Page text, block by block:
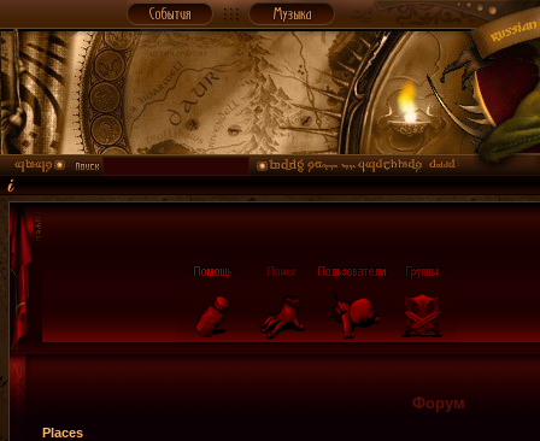
Форум
Places